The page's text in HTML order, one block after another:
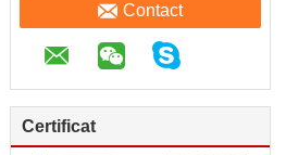
Contact
Certificat